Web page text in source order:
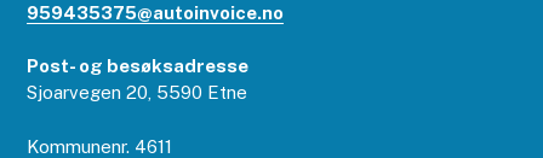
959435375@autoinvoice.no
Post- og besøksadresse
Sjoarvegen 20, 5590 Etne
Kommunenr. 4611